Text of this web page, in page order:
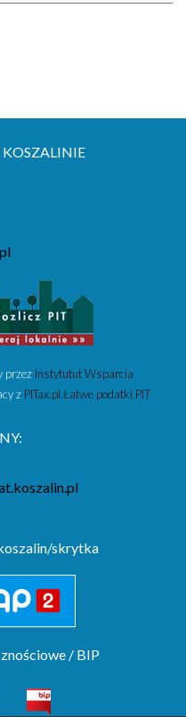
przez Instytutut Wsparcia
z PITax.pl.Łatwe podatki PIT
skrytka
/ BIP